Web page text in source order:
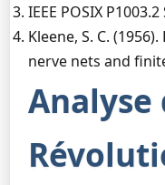
IEEE POSIX
Kleene, S. C.
nerve nets and
Analyse